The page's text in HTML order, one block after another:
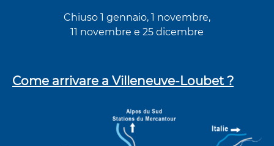
Chiuso 1 gennaio, 1 novembre,
11 novembre e 25 dicembre
Come arrivare a Villeneuve-Loubet ?